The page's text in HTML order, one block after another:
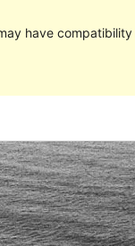
have
পূৰ্বদৰ্শন
Last